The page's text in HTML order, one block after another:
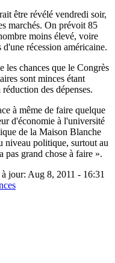
être révélé vendredi soir,
marchés. On prévoit 85
moins élevé, voire
récession américaine.
les chances que le Congrès
sont minces étant
des dépenses.
à même de faire quelque
d'économie à l'université
de la Maison Blanche
niveau politique, surtout au
grand chose à faire ».
jour: Aug 8, 2011 - 16:31